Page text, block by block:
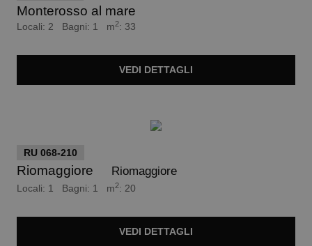
Monterosso al mare
Locali: 2 Bagni: 1 m2: 33
VEDI DETTAGLI
RU 068-210
Riomaggiore Riomaggiore
Locali: 1 Bagni: 1 m2: 20
VEDI DETTAGLI